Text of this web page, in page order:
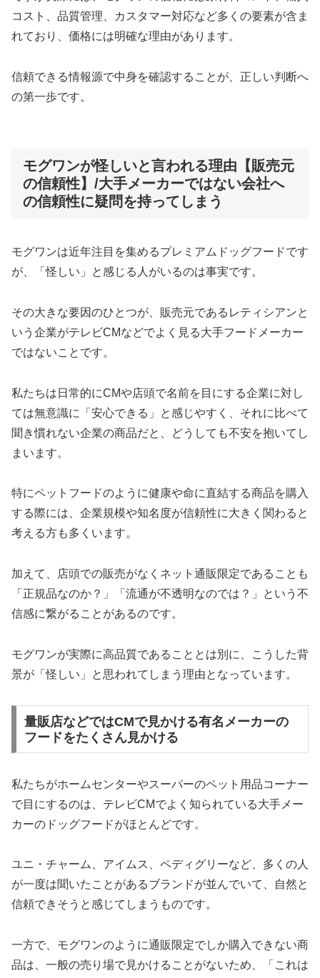
コスト、品質管理、カスタマー対応など多くの要素が含ま
れており、価格には明確な理由があります。
信頼できる情報源で中身を確認することが、正しい判断へ
の第一歩です。
モグワンが怪しいと言われる理由【販売元
の信頼性】/大手メーカーではない会社へ
の信頼性に疑問を持ってしまう
モグワンは近年注目を集めるプレミアムドッグフードです
が、「怪しい」と感じる人がいるのは事実です。
その大きな要因のひとつが、販売元であるレティシアンと
いう企業がテレビCMなどでよく見る大手フードメーカー
ではないことです。
私たちは日常的にCMや店頭で名前を目にする企業に対し
ては無意識に「安心できる」と感じやすく、それに比べて
聞き慣れない企業の商品だと、どうしても不安を抱いてし
まいます。
特にペットフードのように健康や命に直結する商品を購入
する際には、企業規模や知名度が信頼性に大きく関わると
考える方も多くいます。
加えて、店頭での販売がなくネット通販限定であることも
「正規品なのか？」「流通が不透明なのでは？」という不
信感に繋がることがあるのです。
モグワンが実際に高品質であることとは別に、こうした背
景が「怪しい」と思われてしまう理由となっています。
量販店などではCMで見かける有名メーカーの
フードをたくさん見かける
私たちがホームセンターやスーパーのペット用品コーナー
で目にするのは、テレビCMでよく知られている大手メー
カーのドッグフードがほとんどです。
ユニ・チャーム、アイムス、ペディグリーなど、多くの人
が一度は聞いたことがあるブランドが並んでいて、自然と
信頼できそうと感じてしまうものです。
一方で、モグワンのように通販限定でしか購入できない商
品は、一般の売り場で見かけることがないため、「これは